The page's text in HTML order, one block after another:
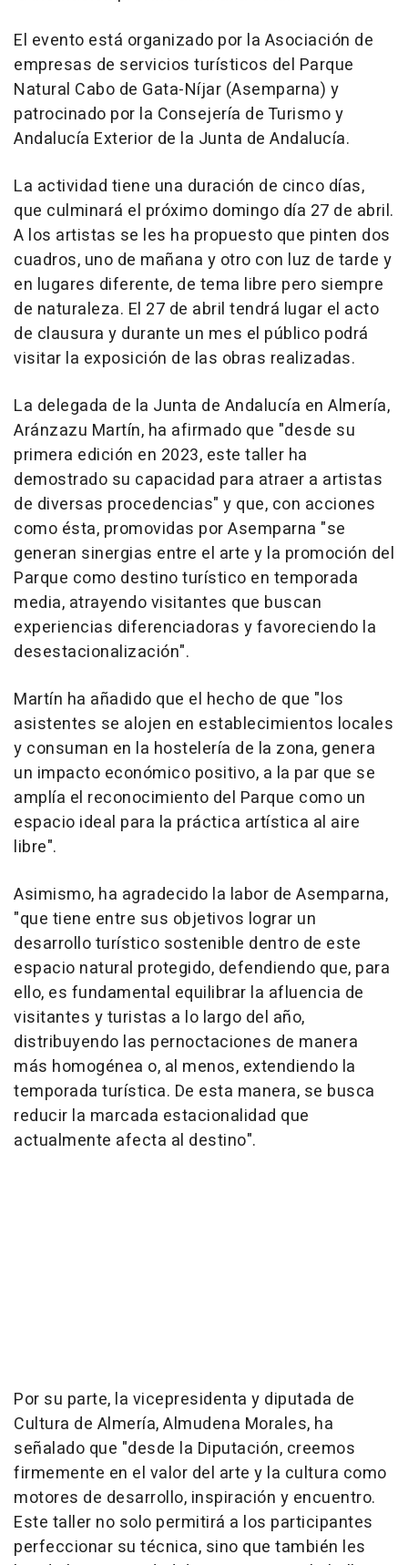
El evento está organizado por la Asociación de
empresas de servicios turísticos del Parque
Natural Cabo de Gata-Níjar (Asemparna) y
patrocinado por la Consejería de Turismo y
Andalucía Exterior de la Junta de Andalucía.
La actividad tiene una duración de cinco días,
que culminará el próximo domingo día 27 de abril.
A los artistas se les ha propuesto que pinten dos
cuadros, uno de mañana y otro con luz de tarde y
en lugares diferente, de tema libre pero siempre
de naturaleza. El 27 de abril tendrá lugar el acto
de clausura y durante un mes el público podrá
visitar la exposición de las obras realizadas.
La delegada de la Junta de Andalucía en Almería,
Aránzazu Martín, ha afirmado que "desde su
primera edición en 2023, este taller ha
demostrado su capacidad para atraer a artistas
de diversas procedencias" y que, con acciones
como ésta, promovidas por Asemparna "se
generan sinergias entre el arte y la promoción del
Parque como destino turístico en temporada
media, atrayendo visitantes que buscan
experiencias diferenciadoras y favoreciendo la
desestacionalización".
Martín ha añadido que el hecho de que "los
asistentes se alojen en establecimientos locales
y consuman en la hostelería de la zona, genera
un impacto económico positivo, a la par que se
amplía el reconocimiento del Parque como un
espacio ideal para la práctica artística al aire
libre".
Asimismo, ha agradecido la labor de Asemparna,
"que tiene entre sus objetivos lograr un
desarrollo turístico sostenible dentro de este
espacio natural protegido, defendiendo que, para
ello, es fundamental equilibrar la afluencia de
visitantes y turistas a lo largo del año,
distribuyendo las pernoctaciones de manera
más homogénea o, al menos, extendiendo la
temporada turística. De esta manera, se busca
reducir la marcada estacionalidad que
actualmente afecta al destino".
Por su parte, la vicepresidenta y diputada de
Cultura de Almería, Almudena Morales, ha
señalado que "desde la Diputación, creemos
firmemente en el valor del arte y la cultura como
motores de desarrollo, inspiración y encuentro.
Este taller no solo permitirá a los participantes
perfeccionar su técnica, sino que también les